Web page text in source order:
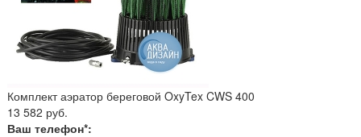
Комплект аэратор береговой OxyTex CWS 400
13 582 руб.
Ваш телефон*: